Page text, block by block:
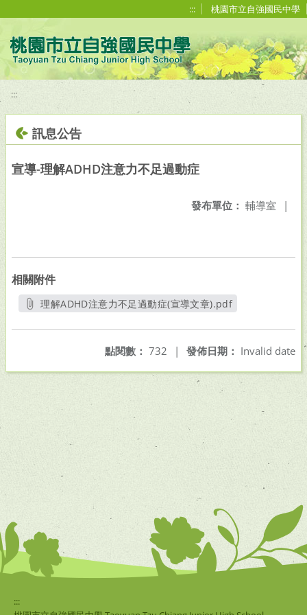
::: 桃園市立自強國民中學
:::
訊息公告
宣導-理解ADHD注意力不足過動症
發布單位： 輔導室 |
相關附件
理解ADHD注意力不足過動症(宣導文章).pdf
發佈日期： Invalid date
點閱數： 732 |
:::